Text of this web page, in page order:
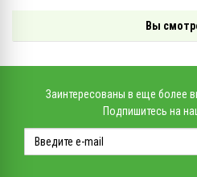
Вы
Заинтересованы в еще более
Подпишитесь на